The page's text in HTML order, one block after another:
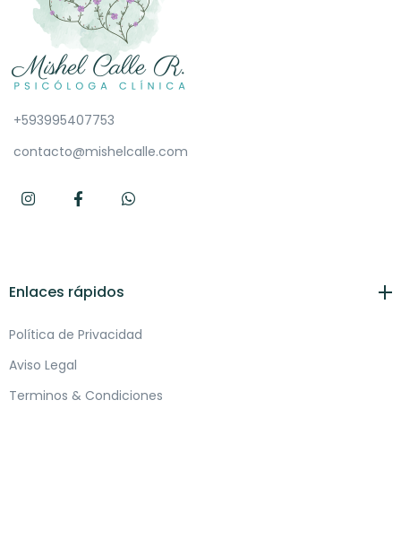
+593995407753
contacto@mishelcalle.com
Enlaces rápidos
Política de Privacidad
Aviso Legal
Terminos & Condiciones